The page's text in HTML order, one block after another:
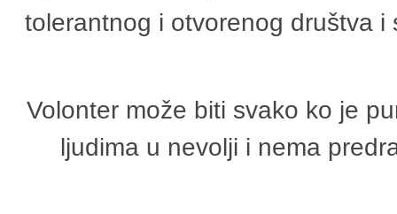
tolerantnog i otvorenog društva
Volonter može biti svako ko je
ljudima u nevolji i nema